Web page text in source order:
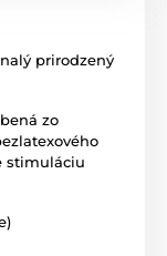
prirodzený
zo
stimuláciu